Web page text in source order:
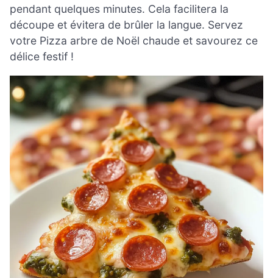
pendant quelques minutes. Cela facilitera la
découpe et évitera de brûler la langue. Servez
votre Pizza arbre de Noël chaude et savourez ce
délice festif !